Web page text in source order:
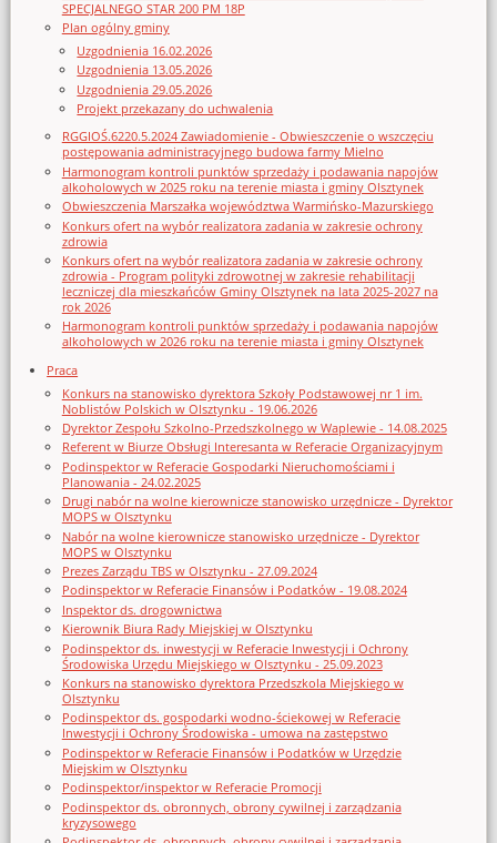
SPECJALNEGO STAR 200 PM 18P
Plan ogólny gminy
Uzgodnienia 16.02.2026
Uzgodnienia 13.05.2026
Uzgodnienia 29.05.2026
Projekt przekazany do uchwalenia
RGGIOŚ.6220.5.2024 Zawiadomienie - Obwieszczenie o wszczęciu
postępowania administracyjnego budowa farmy Mielno
Harmonogram kontroli punktów sprzedaży i podawania napojów
alkoholowych w 2025 roku na terenie miasta i gminy Olsztynek
Obwieszczenia Marszałka województwa Warmińsko-Mazurskiego
Konkurs ofert na wybór realizatora zadania w zakresie ochrony
zdrowia
Konkurs ofert na wybór realizatora zadania w zakresie ochrony
zdrowia - Program polityki zdrowotnej w zakresie rehabilitacji
leczniczej dla mieszkańców Gminy Olsztynek na lata 2025-2027 na
rok 2026
Harmonogram kontroli punktów sprzedaży i podawania napojów
alkoholowych w 2026 roku na terenie miasta i gminy Olsztynek
Praca
Konkurs na stanowisko dyrektora Szkoły Podstawowej nr 1 im.
Noblistów Polskich w Olsztynku - 19.06.2026
Dyrektor Zespołu Szkolno-Przedszkolnego w Waplewie - 14.08.2025
Referent w Biurze Obsługi Interesanta w Referacie Organizacyjnym
Podinspektor w Referacie Gospodarki Nieruchomościami i
Planowania - 24.02.2025
Drugi nabór na wolne kierownicze stanowisko urzędnicze - Dyrektor
MOPS w Olsztynku
Nabór na wolne kierownicze stanowisko urzędnicze - Dyrektor
MOPS w Olsztynku
Prezes Zarządu TBS w Olsztynku - 27.09.2024
Podinspektor w Referacie Finansów i Podatków - 19.08.2024
Inspektor ds. drogownictwa
Kierownik Biura Rady Miejskiej w Olsztynku
Podinspektor ds. inwestycji w Referacie Inwestycji i Ochrony
Środowiska Urzędu Miejskiego w Olsztynku - 25.09.2023
Konkurs na stanowisko dyrektora Przedszkola Miejskiego w
Olsztynku
Podinspektor ds. gospodarki wodno-ściekowej w Referacie
Inwestycji i Ochrony Środowiska - umowa na zastępstwo
Podinspektor w Referacie Finansów i Podatków w Urzędzie
Miejskim w Olsztynku
Podinspektor/inspektor w Referacie Promocji
Podinspektor ds. obronnych, obrony cywilnej i zarządzania
kryzysowego